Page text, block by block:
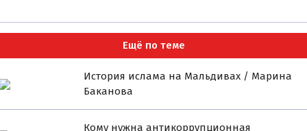
Ещё по теме
История ислама на Мальдивах / Марина
Баканова
Кому нужна антикоррупционная